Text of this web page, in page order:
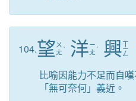
104.望 ㄨ
ㄤˋ 洋ㄧ
ㄤ ˊ 興ㄒ
ㄧ
ㄥ
比喻因能力不足而自
「無可奈何」義近。